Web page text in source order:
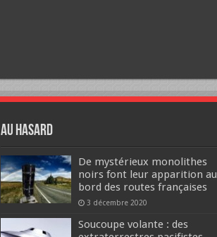
Au hasard
De mystérieux monolithes
noirs font leur apparition au
bord des routes françaises
3 décembre 2020
Soucoupe volante : des